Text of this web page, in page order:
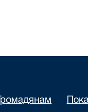
Громадянам